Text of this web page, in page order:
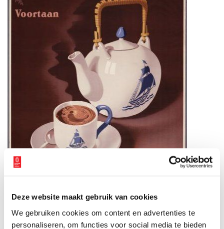
Deze website maakt gebruik van cookies
We gebruiken cookies om content en advertenties te
personaliseren, om functies voor social media te bieden